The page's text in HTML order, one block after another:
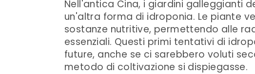
Nell'antica Cina, i giardini galleggianti
un'altra forma di idroponia. Le piante
sostanze nutritive, permettendo alle
essenziali. Questi primi tentativi di
future, anche se ci sarebbero voluti
metodo di coltivazione si dispiegasse.